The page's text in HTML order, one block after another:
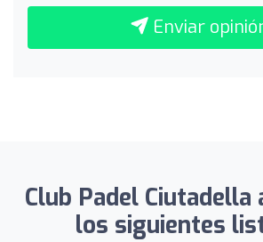
Enviar
Club Padel Ciutadella
los siguientes